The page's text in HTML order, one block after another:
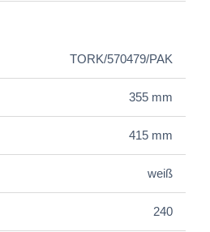
TORK/570479/PAK
355 mm
415 mm
weiß
240